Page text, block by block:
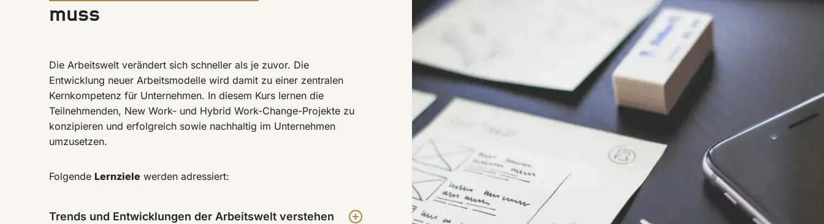
muss
Die Arbeitswelt verändert sich schneller als je zuvor. Die
Entwicklung neuer Arbeitsmodelle wird damit zu einer zentralen
Kernkompetenz für Unternehmen. In diesem Kurs lernen die
Teilnehmenden, New Work- und Hybrid Work-Change-Projekte zu
konzipieren und erfolgreich sowie nachhaltig im Unternehmen
umzusetzen.
Folgende Lernziele werden adressiert:
Trends und Entwicklungen der Arbeitswelt verstehen